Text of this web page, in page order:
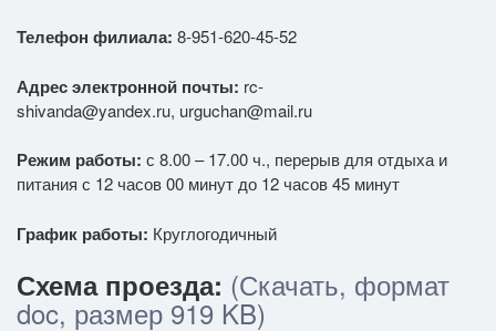
Телефон филиала: 8-951-620-45-52
Адрес электронной почты: rc-
shivanda@yandex.ru, urguchan@mail.ru
Режим работы: с 8.00 – 17.00 ч., перерыв для отдыха и
питания с 12 часов 00 минут до 12 часов 45 минут
График работы: Круглогодичный
Схема проезда: (Скачать, формат
doc, размер 919 KB)